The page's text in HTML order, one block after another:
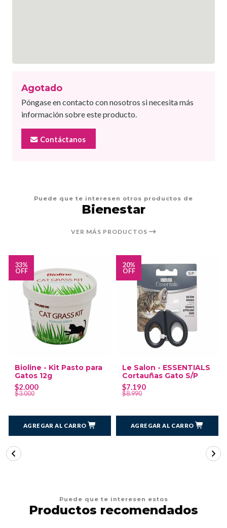
Agotado
Póngase en contacto con nosotros si necesita más
información sobre este producto.
Contáctanos
Puede que te interesen otros productos de
Bienestar
VER MÁS PRODUCTOS
33%
OFF
Bioline - Kit Pasto para
Gatos 12g
$2.000
$3.000
AGREGAR AL CARRO
20%
OFF
Le Salon - ESSENTIALS
Cortauñas Gato S/P
$7.190
$8.990
AGREGAR AL CARRO
Puede que te interesen estos
Productos recomendados